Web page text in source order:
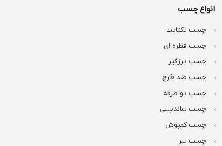
انواع چسب
چسب لاکتایت
چسب قطره ای
چسب درزگیر
چسب ضد قارچ
چسب دو طرفه
چسب ساندیسی
چسب کفپوش
چسب بنر